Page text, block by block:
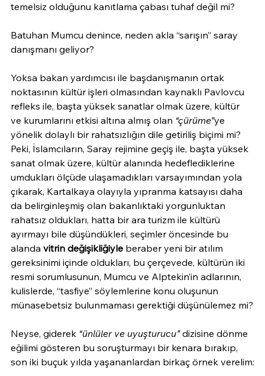
temelsiz olduğunu kanıtlama çabası tuhaf değil mi?
Batuhan Mumcu denince, neden akla “sarışın” saray
danışmanı geliyor?
Yoksa bakan yardımcısı ile başdanışmanın ortak
noktasının kültür işleri olmasından kaynaklı Pavlovcu
refleks ile, başta yüksek sanatlar olmak üzere, kültür
ve kurumlarını etkisi altına almış olan “çürüme”ye
yönelik dolaylı bir rahatsızlığın dile getiriliş biçimi mi?
Peki, İslamcıların, Saray rejimine geçiş ile, başta yüksek
sanat olmak üzere, kültür alanında hedeflediklerine
umdukları ölçüde ulaşamadıkları varsayımından yola
çıkarak, Kartalkaya olayıyla yıpranma katsayısı daha
da belirginleşmiş olan bakanlıktaki yorgunluktan
rahatsız oldukları, hatta bir ara turizm ile kültürü
ayırmayı bile düşündükleri, seçimler öncesinde bu
alanda vitrin değişikliğiyle beraber yeni bir atılım
gereksinimi içinde oldukları, bu çerçevede, kültürün iki
resmi sorumlusunun, Mumcu ve Alptekin’in adlarının,
kulislerde, “tasfiye” söylemlerine konu oluşunun
münasebetsiz bulunmaması gerektiği düşünülemez mi?
Neyse, giderek “ünlüler ve uyuşturucu” dizisine dönme
eğilimi gösteren bu soruşturmayı bir kenara bırakıp,
son iki buçuk yılda yaşananlardan birkaç örnek verelim: